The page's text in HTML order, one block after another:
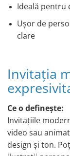
Ideală pentru
Ușor de
clare
Invitația
Ce o definește:
Invitațiile
video sau
design și ton.